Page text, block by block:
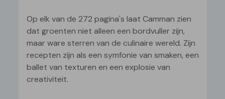
Op elk van de 272 pagina's laat Camman zien
dat groenten niet alleen een bordvuller zijn,
maar ware sterren van de culinaire wereld. Zijn
recepten zijn als een symfonie van smaken, een
ballet van texturen en een explosie van
creativiteit.